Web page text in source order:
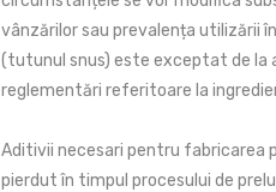
vânzărilor sau prevalența utilizării
(tutunul snus) este exceptat de la
reglementări referitoare la
Aditivii necesari pentru fabricarea
pierdut în timpul procesului de